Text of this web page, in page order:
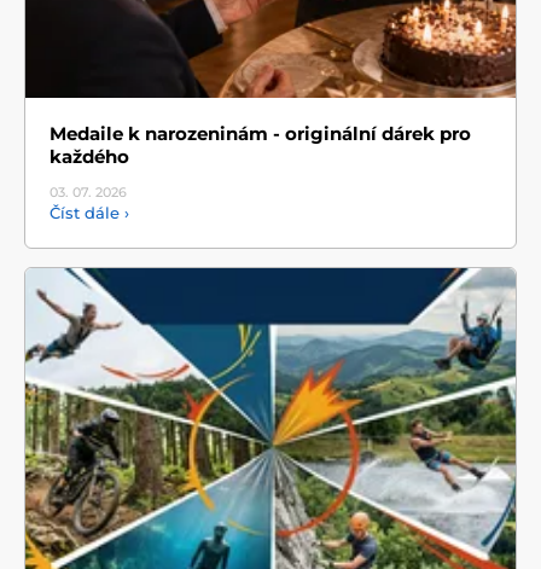
Medaile k narozeninám - originální dárek pro
každého
03. 07. 2026
Číst dále ›